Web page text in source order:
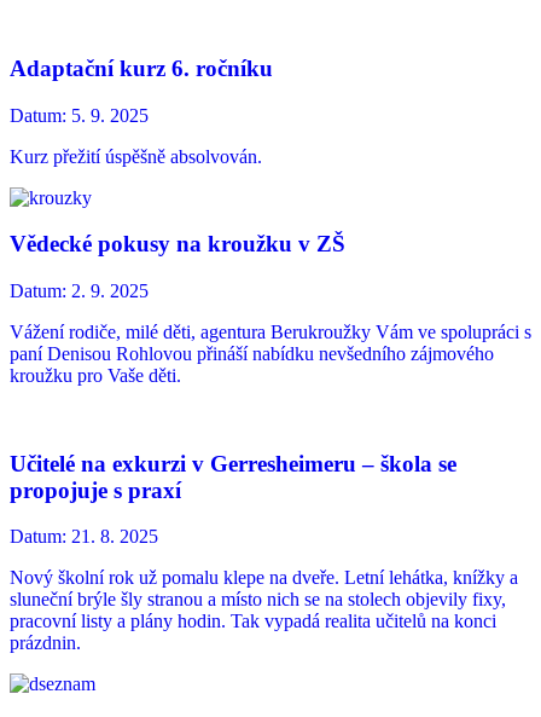
Adaptační kurz 6. ročníku
Datum: 5. 9. 2025
Kurz přežití úspěšně absolvován.
Vědecké pokusy na kroužku v ZŠ
Datum: 2. 9. 2025
Vážení rodiče, milé děti, agentura Berukroužky Vám ve spolupráci s
paní Denisou Rohlovou přináší nabídku nevšedního zájmového
kroužku pro Vaše děti.
Učitelé na exkurzi v Gerresheimeru – škola se
propojuje s praxí
Datum: 21. 8. 2025
Nový školní rok už pomalu klepe na dveře. Letní lehátka, knížky a
sluneční brýle šly stranou a místo nich se na stolech objevily fixy,
pracovní listy a plány hodin. Tak vypadá realita učitelů na konci
prázdnin.